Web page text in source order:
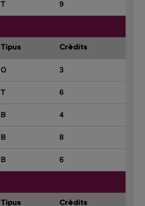
T 9
Tipus Crèdits
O 3
T 6
B 4
B 8
B 6
Tipus Crèdits